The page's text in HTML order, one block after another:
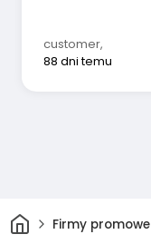
customer,
88 dni temu
DomFirmy promowe